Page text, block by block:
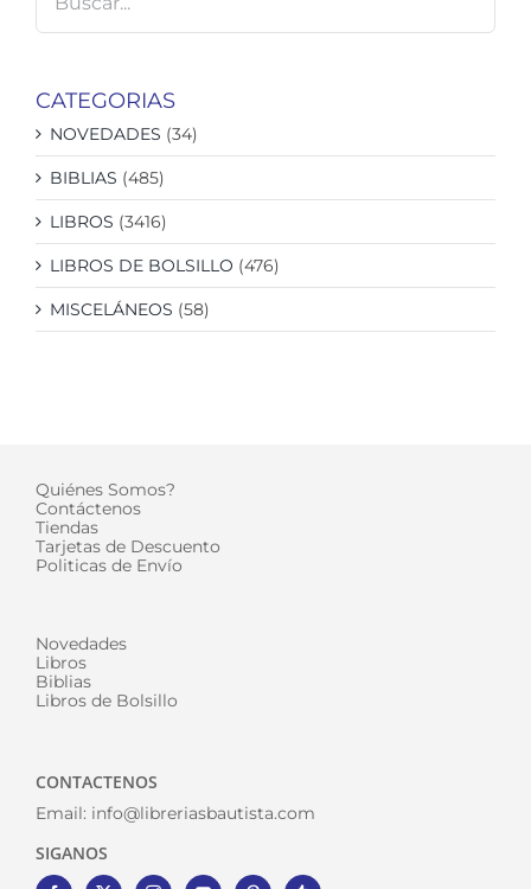
CATEGORIAS
NOVEDADES (34)
BIBLIAS (485)
LIBROS (3416)
LIBROS DE BOLSILLO (476)
MISCELÁNEOS (58)
Quiénes Somos?
Contáctenos
Tiendas
Tarjetas de Descuento
Politicas de Envío
Novedades
Libros
Biblias
Libros de Bolsillo
CONTACTENOS
Email: info@libreriasbautista.com
SIGANOS